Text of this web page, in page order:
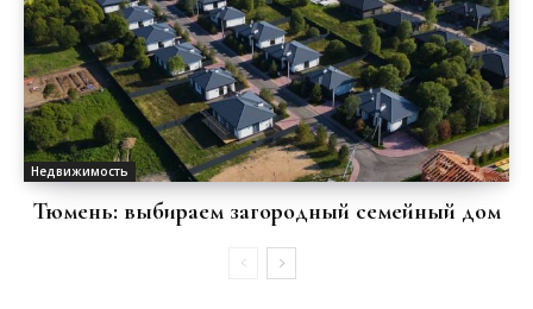
Недвижимость
Тюмень: выбираем загородный семейный дом